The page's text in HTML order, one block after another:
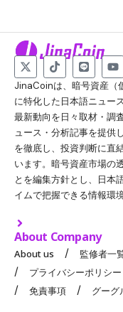
JinaCoinは、暗号資産（
に特化した日本語ニュー
最新動向を日々取材・調
ュース・分析記事を提供
を徹底し、投資判断に直
います。暗号資産市場の
とを編集方針とし、日本
イムで把握できる情報環
About Company
About us 監修者一
プライバシーポリシー
免責事項
グーグ